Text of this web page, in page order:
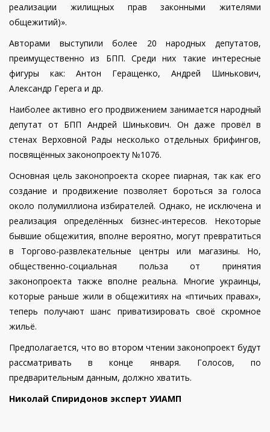
реализации жилищных прав законными жителями
общежитий)».
Авторами выступили более 20 народных депутатов,
преимущественно из БПП. Среди них такие интересные
фигуры как: Антон Геращенко, Андрей Шинькович,
Александр Герега и др.
Наиболее активно его продвижением занимается народный
депутат от БПП Андрей Шинькович. Он даже провёл в
стенах Верховной Рады несколько отдельных брифингов,
посвящённых законопроекту №1076.
Основная цель законопроекта скорее пиарная, так как его
создание и продвижение позволяет бороться за голоса
около полумиллиона избирателей. Однако, не исключена и
реализация определённых бизнес-интересов. Некоторые
бывшие общежития, вполне вероятно, могут превратиться
в Торгово-развлекательные центры или магазины. Но,
общественно-социальная польза от принятия
законопроекта также вполне реальна. Многие украинцы,
которые раньше жили в общежитиях на «птичьих правах»,
теперь получают шанс приватизировать своё скромное
жильё.
Предполагается, что во втором чтении законопроект будут
рассматривать в конце января. Голосов, по
предварительным данным, должно хватить.
Николай Спиридонов эксперт УИАМП